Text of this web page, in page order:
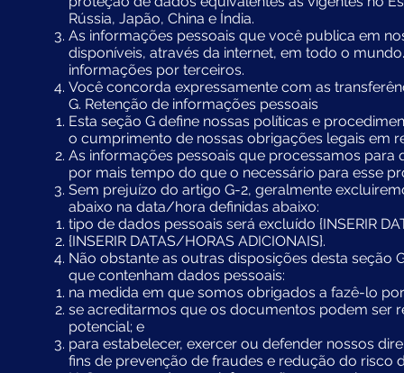
Rússia, Japão, China e Índia.
As informações pessoais que você publica em
disponíveis, através da internet, em todo o
informações por terceiros.
Você concorda expressamente com as
G. Retenção de informações pessoais
Esta seção G define nossas políticas e
o cumprimento de nossas obrigações legais em
As informações pessoais que processamos
por mais tempo do que o necessário para esse
Sem prejuízo do artigo G-2, geralmente
abaixo na data/hora definidas abaixo:
tipo de dados pessoais será excluído {INSERIR
{INSERIR DATAS/HORAS ADICIONAIS}.
Não obstante as outras disposições desta
que contenham dados pessoais:
na medida em que somos obrigados a fazê-lo
se acreditarmos que os documentos podem ser
potencial; e
para estabelecer, exercer ou defender nossos
fins de prevenção de fraudes e redução do risco